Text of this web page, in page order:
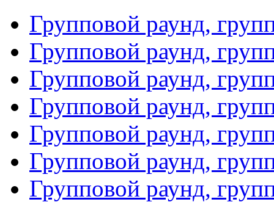
Групповой раунд,
Групповой раунд,
Групповой раунд,
Групповой раунд,
Групповой раунд,
Групповой раунд,
Групповой раунд,